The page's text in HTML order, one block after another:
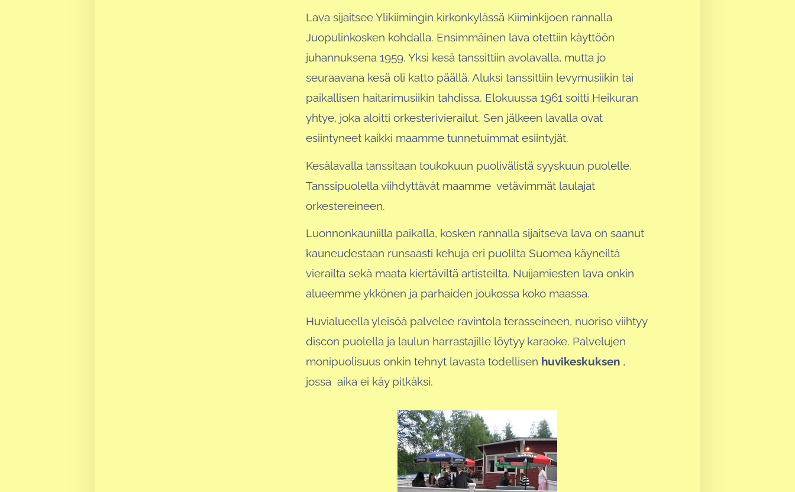
Lava sijaitsee Ylikiimingin kirkonkylässä Kiiminkijoen rannalla
Juopulinkosken kohdalla. Ensimmäinen lava otettiin käyttöön
juhannuksena 1959. Yksi kesä tanssittiin avolavalla, mutta jo
seuraavana kesä oli katto päällä. Aluksi tanssittiin levymusiikin tai
paikallisen haitarimusiikin tahdissa. Elokuussa 1961 soitti Heikuran
yhtye, joka aloitti orkesterivierailut. Sen jälkeen lavalla ovat
esiintyneet kaikki maamme tunnetuimmat esiintyjät.
Kesälavalla tanssitaan toukokuun puolivälistä syyskuun puolelle.
Tanssipuolella viihdyttävät maamme vetävimmät laulajat
orkestereineen.
Luonnonkauniilla paikalla, kosken rannalla sijaitseva lava on saanut
kauneudestaan runsaasti kehuja eri puolilta Suomea käyneiltä
vierailta sekä maata kiertäviltä artisteilta. Nuijamiesten lava onkin
alueemme ykkönen ja parhaiden joukossa koko maassa.
Huvialueella yleisöä palvelee ravintola terasseineen, nuoriso viihtyy
discon puolella ja laulun harrastajille löytyy karaoke. Palvelujen
monipuolisuus onkin tehnyt lavasta todellisen huvikeskuksen,
jossa aika ei käy pitkäksi.